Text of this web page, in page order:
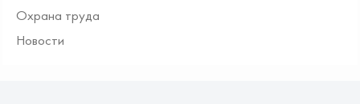
Охрана труда
Новости